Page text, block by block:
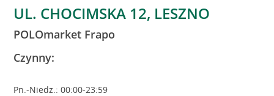
UL. CHOCIMSKA 12, LESZNO
POLOmarket Frapo
Czynny:
Pn.-Niedz.: 00:00-23:59